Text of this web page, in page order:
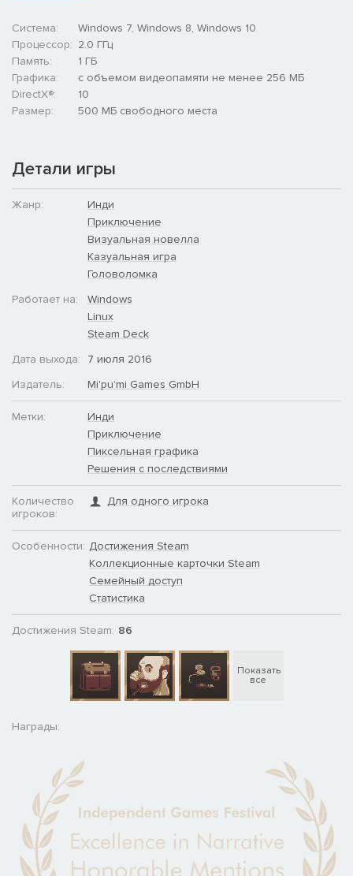
Система:
Windows 7, Windows 8, Windows 10
Процессор: 2.0 ГГц
Память:
1 ГБ
Графика:
с объемом видеопамяти не менее 256 МБ
DirectX®:
10
Размер:
500 MБ свободного места
Детали игры
Жанр:
Инди
Приключение
Визуальная новелла
Казуальная игра
Головоломка
Работает на:
Windows
Linux
Steam Deck
Дата выхода:
7 июля 2016
Издатель:
Mi'pu'mi Games GmbH
Метки:
Инди
Приключение
Пиксельная графика
Решения с последствиями
Количество
игроков:
Для одного игрока
Особенности: Достижения Steam
Коллекционные карточки Steam
Семейный доступ
Статистика
Достижения Steam: 86
Показать
все
Награды: